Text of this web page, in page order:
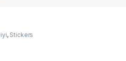
, Stickers